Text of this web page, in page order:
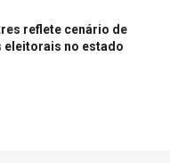
reflete cenário de
eleitorais no estado